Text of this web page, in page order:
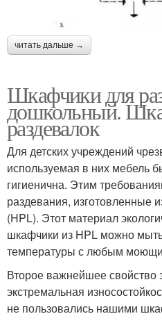
читать дальше →
Шкафчики для
дошкольный.
раздевалок
Для детских учреждений
используемая в них мебель
гигиенична. Этим
раздевания, изготовленные
(HPL). Этот материал
шкафчики из HPL можно
температуры с любым
Второе важнейшее свойство
экстремальная
не пользовались нашими